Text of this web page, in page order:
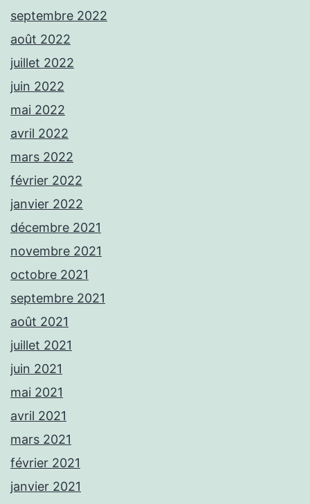
septembre 2022
août 2022
juillet 2022
juin 2022
mai 2022
avril 2022
mars 2022
février 2022
janvier 2022
décembre 2021
novembre 2021
octobre 2021
septembre 2021
août 2021
juillet 2021
juin 2021
mai 2021
avril 2021
mars 2021
février 2021
janvier 2021